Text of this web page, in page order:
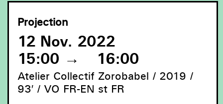
Projection
12 Nov. 2022
15:00 → 16:00
Atelier Collectif Zorobabel / 2019 /
93′ / VO FR-EN st FR